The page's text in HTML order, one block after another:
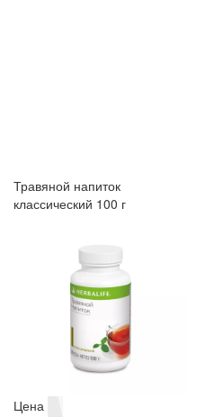
Травяной напиток
классический 100 г
Цена